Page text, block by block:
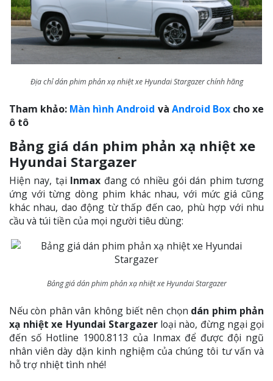
Địa chỉ dán phim phản xạ nhiệt xe Hyundai Stargazer chính hãng
Tham khảo: Màn hình Android và Android Boxcho xe
ô tô
Bảng giá dán phim phản xạ nhiệt xe
Hyundai Stargazer
Hiện nay, tại Inmax đang có nhiều gói dán phim tương
ứng với từng dòng phim khác nhau, với mức giá cũng
khác nhau, dao động từ thấp đến cao, phù hợp với nhu
cầu và túi tiền của mọi người tiêu dùng:
Bảng giá dán phim phản xạ nhiệt xe Hyundai Stargazer
Nếu còn phân vân không biết nên chọn dán phim phản
xạ nhiệt xe Hyundai Stargazerloại nào, đừng ngại gọi
đến số Hotline 1900.8113 của Inmax để được đội ngũ
nhân viên dày dặn kinh nghiệm của chúng tôi tư vấn và
hỗ trợ nhiệt tình nhé!